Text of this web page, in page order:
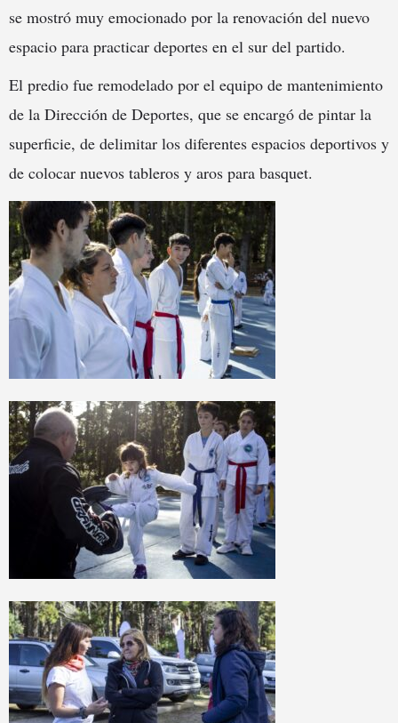
se mostró muy emocionado por la renovación del nuevo
espacio para practicar deportes en el sur del partido.
El predio fue remodelado por el equipo de mantenimiento
de la Dirección de Deportes, que se encargó de pintar la
superficie, de delimitar los diferentes espacios deportivos y
de colocar nuevos tableros y aros para basquet.